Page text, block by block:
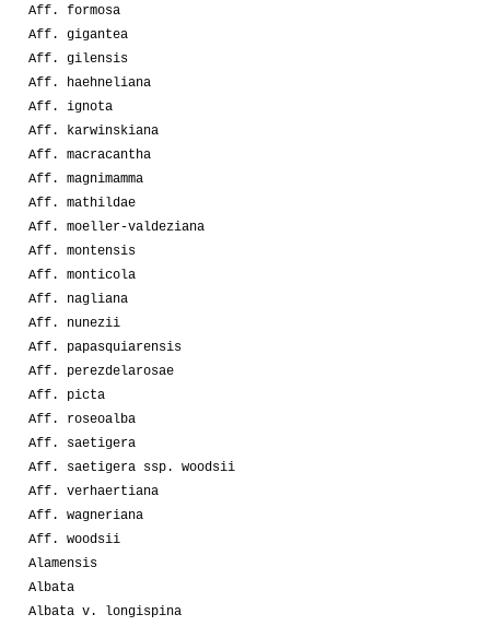
Aff. formosa
Aff. gigantea
Aff. gilensis
Aff. haehneliana
Aff. ignota
Aff. karwinskiana
Aff. macracantha
Aff. magnimamma
Aff. mathildae
Aff. moeller-valdeziana
Aff. montensis
Aff. monticola
Aff. nagliana
Aff. nunezii
Aff. papasquiarensis
Aff. perezdelarosae
Aff. picta
Aff. roseoalba
Aff. saetigera
Aff. saetigera ssp. woodsii
Aff. verhaertiana
Aff. wagneriana
Aff. woodsii
Alamensis
Albata
Albata v. longispina